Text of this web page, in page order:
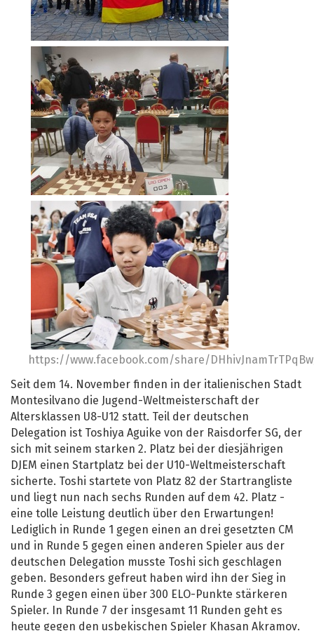
https://www.facebook.com/share/
Seit dem 14. November finden in der italienischen Stadt
Montesilvano die Jugend-Weltmeisterschaft der
Altersklassen U8-U12 statt. Teil der deutschen
Delegation ist Toshiya Aguike von der Raisdorfer SG, der
sich mit seinem starken 2. Platz bei der diesjährigen
DJEM einen Startplatz bei der U10-Weltmeisterschaft
sicherte. Toshi startete von Platz 82 der Startrangliste
und liegt nun nach sechs Runden auf dem 42. Platz -
eine tolle Leistung deutlich über den Erwartungen!
Lediglich in Runde 1 gegen einen an drei gesetzten CM
und in Runde 5 gegen einen anderen Spieler aus der
deutschen Delegation musste Toshi sich geschlagen
geben. Besonders gefreut haben wird ihn der Sieg in
Runde 3 gegen einen über 300 ELO-Punkte stärkeren
Spieler. In Runde 7 der insgesamt 11 Runden geht es
heute gegen den usbekischen Spieler Khasan Akramov.